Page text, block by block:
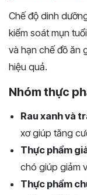
Chế độ dinh
kiểm soát mụn
và hạn chế đồ ăn
hiệu quả.
Nhóm thực
Rau xanh và
xơ giúp tăng
Thực phẩm
chó giúp giảm
Thực phẩm